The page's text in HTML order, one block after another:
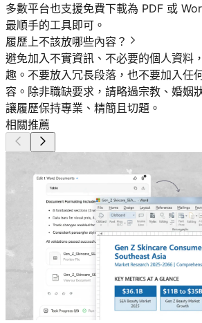
多數平台也支援免費下載為 PDF 或
最順手的工具即可。
履歷上不該放哪些內容？
避免加入不實資訊、不必要的個人資料
趣。不要放入冗長段落，也不要加入任
容。除非職缺要求，請略過宗教、婚姻
讓履歷保持專業、精簡且切題。
相關推薦